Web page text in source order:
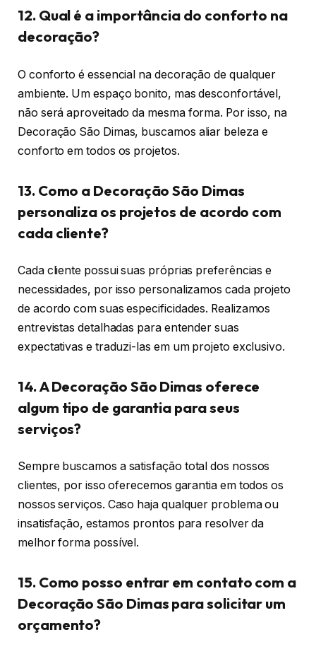
12. Qual é a importância do conforto na
decoração?
O conforto é essencial na decoração de qualquer
ambiente. Um espaço bonito, mas desconfortável,
não será aproveitado da mesma forma. Por isso, na
Decoração São Dimas, buscamos aliar beleza e
conforto em todos os projetos.
13. Como a Decoração São Dimas
personaliza os projetos de acordo com
cada cliente?
Cada cliente possui suas próprias preferências e
necessidades, por isso personalizamos cada projeto
de acordo com suas especificidades. Realizamos
entrevistas detalhadas para entender suas
expectativas e traduzi-las em um projeto exclusivo.
14. A Decoração São Dimas oferece
algum tipo de garantia para seus
serviços?
Sempre buscamos a satisfação total dos nossos
clientes, por isso oferecemos garantia em todos os
nossos serviços. Caso haja qualquer problema ou
insatisfação, estamos prontos para resolver da
melhor forma possível.
15. Como posso entrar em contato com a
Decoração São Dimas para solicitar um
orçamento?